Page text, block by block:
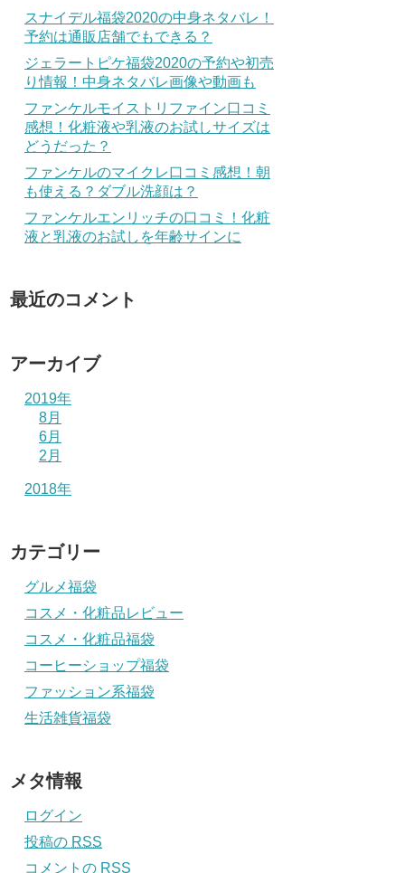
スナイデル福袋2020の中身ネタバレ！
予約は通販店舗でもできる？
ジェラートピケ福袋2020の予約や初売
り情報！中身ネタバレ画像や動画も
ファンケルモイストリファイン口コミ
感想！化粧液や乳液のお試しサイズは
どうだった？
ファンケルのマイクレ口コミ感想！朝
も使える？ダブル洗顔は？
ファンケルエンリッチの口コミ！化粧
液と乳液のお試しを年齢サインに
最近のコメント
アーカイブ
2019年
8月
6月
2月
2018年
カテゴリー
グルメ福袋
コスメ・化粧品レビュー
コスメ・化粧品福袋
コーヒーショップ福袋
ファッション系福袋
生活雑貨福袋
メタ情報
ログイン
投稿の RSS
コメントの RSS